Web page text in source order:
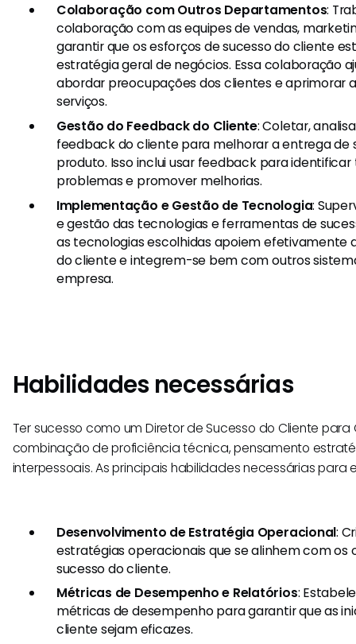
Colaboração com Outros Departamentos:
colaboração com as equipes de vendas,
garantir que os esforços de sucesso do cliente
estratégia geral de negócios. Essa colaboração
abordar preocupações dos clientes e aprimorar
serviços.
Gestão do Feedback do Cliente: Coletar,
feedback do cliente para melhorar a entrega de
produto. Isso inclui usar feedback para
problemas e promover melhorias.
Implementação e Gestão de Tecnologia:
e gestão das tecnologias e ferramentas de
as tecnologias escolhidas apoiem efetivamente
do cliente e integrem-se bem com outros
empresa.
Habilidades necessárias
Ter sucesso como um Diretor de Sucesso do Cliente
combinação de proficiência técnica, pensamento
interpessoais. As principais habilidades necessárias para
Desenvolvimento de Estratégia Operacional:
estratégias operacionais que se alinhem com os
sucesso do cliente.
Métricas de Desempenho e Relatórios:
métricas de desempenho para garantir que as
cliente sejam eficazes.